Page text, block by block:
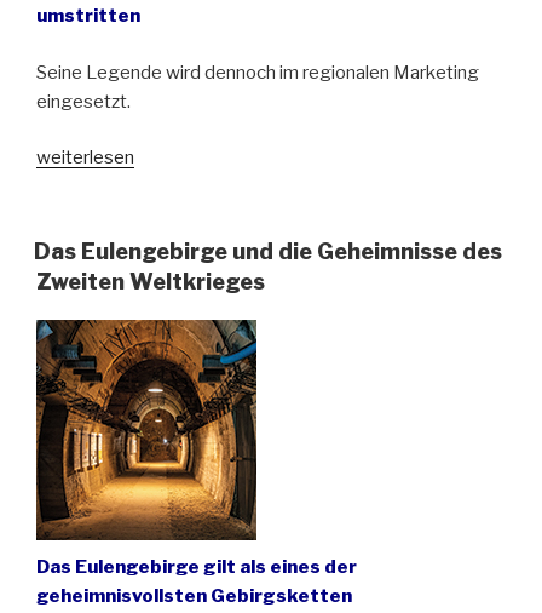
umstritten
Seine Legende wird dennoch im regionalen Marketing
eingesetzt.
„Auf
des
„Roten
weiterlesen
Das Eulengebirge und die Geheimnisse des
Zweiten Weltkrieges
Das Eulengebirge gilt als eines der
geheimnisvollsten Gebirgsketten